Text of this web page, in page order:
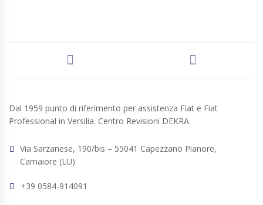
Dal 1959 punto di riferimento per assistenza Fiat e Fiat
Professional in Versilia. Centro Revisioni DEKRA.
Via Sarzanese, 190/bis – 55041 Capezzano Pianore,
Camaiore (LU)
+39 0584-914091